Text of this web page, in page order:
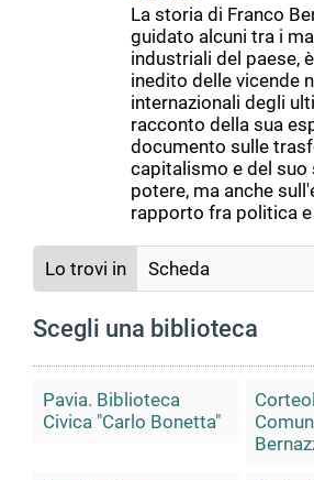
La storia di Franco
guidato alcuni tra i
industriali del paese,
inedito delle vicende
internazionali degli
racconto della sua
documento sulle
capitalismo e del suo
potere, ma anche
rapporto fra politica
Lo trovi in Scheda
Scegli una biblioteca
Pavia. Biblioteca
Civica "Carlo Bonetta"